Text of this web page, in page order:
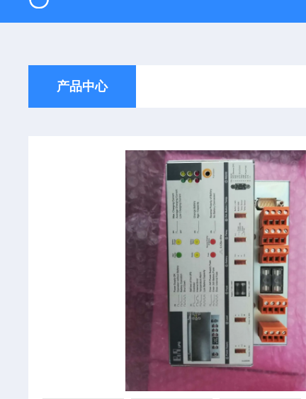
产品中心